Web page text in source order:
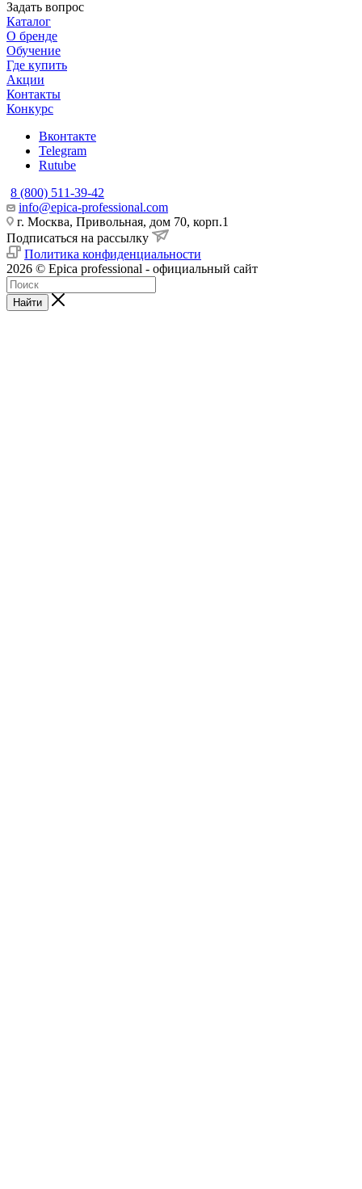
Задать вопрос
Каталог
О бренде
Обучение
Где купить
Акции
Контакты
Конкурс
Вконтакте
Telegram
Rutube
8 (800) 511-39-42
info@epica-professional.com
г. Москва, Привольная, дом 70, корп.1
Подписаться на рассылку
Политика конфиденциальности
2026 © Epica professional - официальный сайт
Найти